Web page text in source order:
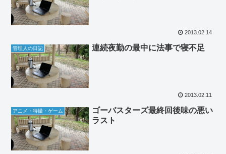
2013.02.14
管理人の日記 連続夜勤の最中に法事で寝不足
2013.02.11
アニメ・特撮・ゲーム
ゴーバスターズ最終回後味の悪い
ラスト